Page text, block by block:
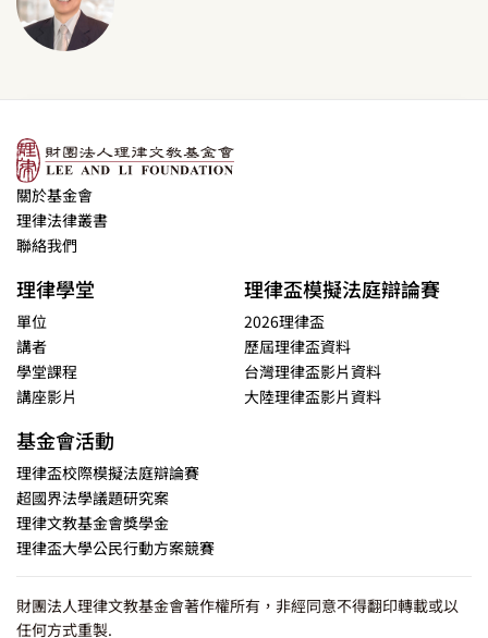
關於基金會
理律法律叢書
聯絡我們
理律學堂
單位
講者
學堂課程
講座影片
理律盃模擬法庭辯論賽
2026理律盃
歷屆理律盃資料
台灣理律盃影片資料
大陸理律盃影片資料
基金會活動
理律盃校際模擬法庭辯論賽
超國界法學議題研究案
理律文教基金會獎學金
理律盃大學公民行動方案競賽
財團法人理律文教基金會著作權所有，非經同意不得翻印轉載或以
任何方式重製.